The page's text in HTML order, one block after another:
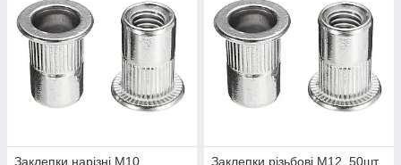
Заклепки нарізні М10
Заклепки різьбові М12, 50шт